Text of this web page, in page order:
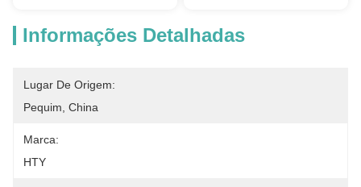
Informações Detalhadas
Lugar De Origem:
Pequim, China
Marca:
HTY